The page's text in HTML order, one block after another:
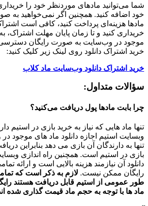
شما می‌توانید مادهای موردنظر خود را
خود اضافه کنید. همچنین اگر نمی‌خواهید به
مادها هزینه‌ای پرداخت کنید، کافی است
خریداری کنید و تا زمان پایان مهلت اشتراک،
موجود در وب‌سایت به صورت رایگان دسترسی
خرید اشتراک دانلود روی لینک زیر کلیک کنید:
خرید اشتراک دانلود وب‌سایت ماد کلاب
سؤالات متداول:
چرا بابت مادها پول دریافت می‌کنید؟
تنها ماد هایی که نیاز به خرید بازی در استیم
وبسایت استیم اجازه دانلود ماد های موجود
تنها به دارندگان آن بازی می دهد بنابراین
بازی در استیم است. همچنین راه اندازی
دانلود آن نیازمند هزینه بالایی است و ارائه
رایگان ممکن نیست. لازم به ذکر است که
طور عمومی از استیم قابل دریافت هستند
ماد ها با توجه به حجم ماد قیمت گذاری شده